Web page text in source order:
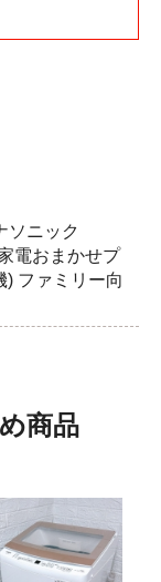
ソニック
電おまかせプ
) ファミリー向
商品